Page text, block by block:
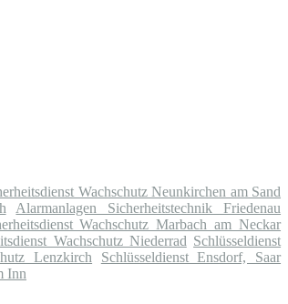
Wachschutz Neunkirchen am Sand
Alarmanlagen Sicherheitstechnik Friedenau
Wachschutz Marbach am Neckar
Wachschutz Niederrad Schlüsseldienst
Lenzkirch
Schlüsseldienst Ensdorf, Saar
Inn